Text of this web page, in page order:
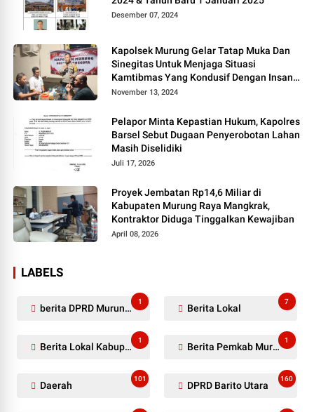
Desember 07, 2024
Kapolsek Murung Gelar Tatap Muka Dan
Sinegitas Untuk Menjaga Situasi
Kamtibmas Yang Kondusif Dengan Insan
Pers
November 13, 2024
Pelapor Minta Kepastian Hukum, Kapolres
Barsel Sebut Dugaan Penyerobotan Lahan
Masih Diselidiki
Juli 17, 2026
Proyek Jembatan Rp14,6 Miliar di
Kabupaten Murung Raya Mangkrak,
Kontraktor Diduga Tinggalkan Kewajiban
April 08, 2026
LABELS
berita DPRD Murung Raya
1
Berita Lokal
7
Berita Lokal Kabupaten Barito Utara
1
Berita Pemkab Murung Raya
1
Daerah
101
DPRD Barito Utara
160